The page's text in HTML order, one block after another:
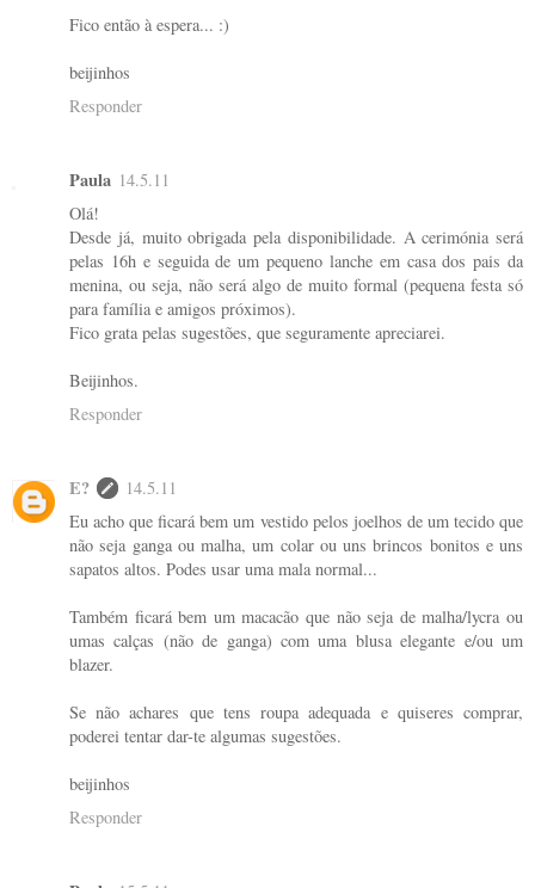
Fico então à espera... :)
beijinhos
Responder
Paula 14.5.11
Olá!
Desde já, muito obrigada pela disponibilidade. A cerimónia será
pelas 16h e seguida de um pequeno lanche em casa dos pais da
menina, ou seja, não será algo de muito formal (pequena festa só
para família e amigos próximos).
Fico grata pelas sugestões, que seguramente apreciarei.
Beijinhos.
Responder
E?
14.5.11
Eu acho que ficará bem um vestido pelos joelhos de um tecido que
não seja ganga ou malha, um colar ou uns brincos bonitos e uns
sapatos altos. Podes usar uma mala normal...
Também ficará bem um macacão que não seja de malha/lycra ou
umas calças (não de ganga) com uma blusa elegante e/ou um
blazer.
Se não achares que tens roupa adequada e quiseres comprar,
poderei tentar dar-te algumas sugestões.
beijinhos
Responder